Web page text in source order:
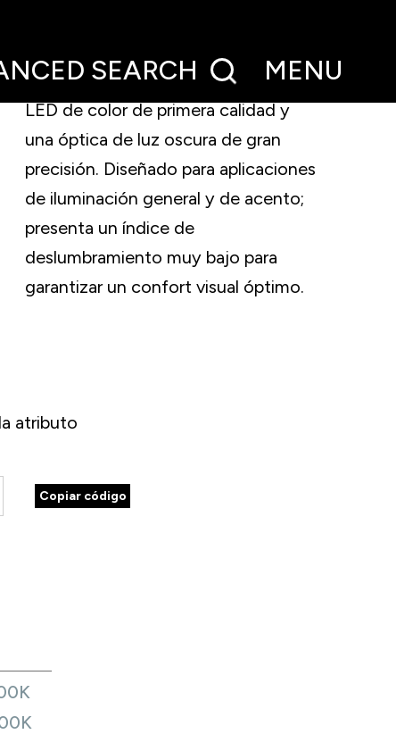
SEARCH MENU
combina la eficiencia luminosa con
LED de color de primera calidad y
una óptica de luz oscura de gran
precisión. Diseñado para aplicaciones
de iluminación general y de acento;
presenta un índice de
deslumbramiento muy bajo para
garantizar un confort visual óptimo.
atributo
Copiar código